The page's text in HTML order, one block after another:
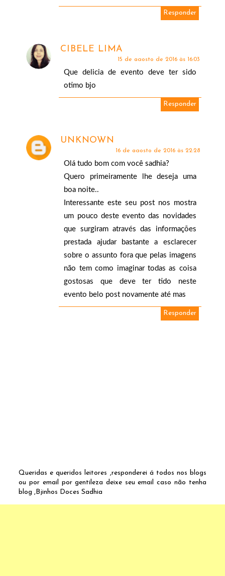
Responder
CIBELE LIMA
15 de agosto de 2016 às 16:03
Que delicia de evento deve ter sido
otimo bjo
Responder
UNKNOWN
16 de agosto de 2016 às 22:28
Olá tudo bom com você sadhia?
Quero primeiramente lhe deseja uma
boa noite..
Interessante este seu post nos mostra
um pouco deste evento das novidades
que surgiram através das informações
prestada ajudar bastante a esclarecer
sobre o assunto fora que pelas imagens
não tem como imaginar todas as coisa
gostosas que deve ter tido neste
evento belo post novamente até mas
Responder
Queridas e queridos leitores ,responderei á todos nos blogs
ou por email por gentileza deixe seu email caso não tenha
blog ,Bjinhos Doces Sadhia